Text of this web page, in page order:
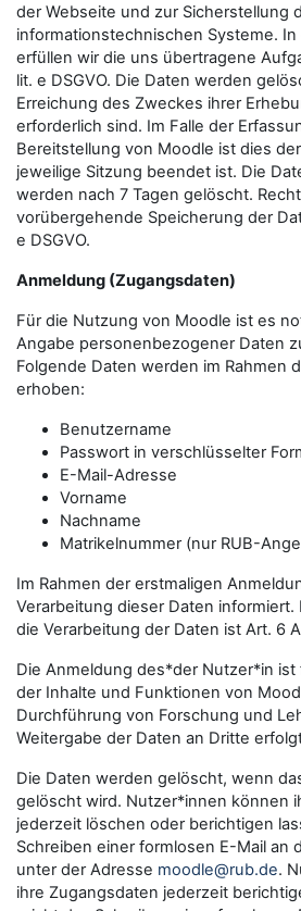
der Webseite und zur Sicherstellung
informationstechnischen Systeme.
erfüllen wir die uns übertragene
lit. e DSGVO. Die Daten werden
Erreichung des Zweckes ihrer
erforderlich sind. Im Falle der
Bereitstellung von Moodle ist dies
jeweilige Sitzung beendet ist. Die
werden nach 7 Tagen gelöscht.
vorübergehende Speicherung der
e DSGVO.
Anmeldung (Zugangsdaten)
Für die Nutzung von Moodle ist es
Angabe personenbezogener Daten
Folgende Daten werden im Rahmen
erhoben:
Benutzername
Passwort in verschlüsselter
E-Mail-Adresse
Vorname
Nachname
Matrikelnummer (nur RUB-
Im Rahmen der erstmaligen
Verarbeitung dieser Daten
die Verarbeitung der Daten ist Art. 6
Die Anmeldung des*der Nutzer*in
der Inhalte und Funktionen von
Durchführung von Forschung und
Weitergabe der Daten an Dritte
Die Daten werden gelöscht, wenn
gelöscht wird. Nutzer*innen können
jederzeit löschen oder berichtigen
Schreiben einer formlosen E-Mail an
unter der Adresse moodle@rub.de.
ihre Zugangsdaten jederzeit